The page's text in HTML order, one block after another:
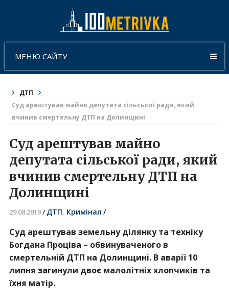
МЕНЮ САЙТУ
ДТП
Суд арештував майно депутата сільської ради, який
вчинив смертельну ДТП на Долинщині
Суд арештував майно
депутата сільської ради, який
вчинив смертельну ДТП на
Долинщині
29.08.2019/ ДТП, Кримінал /
Суд арештував земельну ділянку та техніку
Богдана Проціва – обвинуваченого в
смертельній ДТП на Долинщині. В аварії 10
липня загинули двоє малолітніх хлопчиків та
їхня матір.